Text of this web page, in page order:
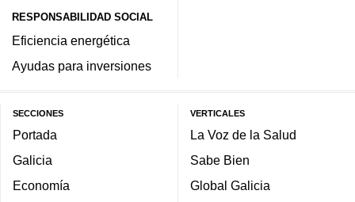
RESPONSABILIDAD SOCIAL
Eficiencia energética
Ayudas para inversiones
SECCIONES
Portada
Galicia
Economía
VERTICALES
La Voz de la Salud
Sabe Bien
Global Galicia